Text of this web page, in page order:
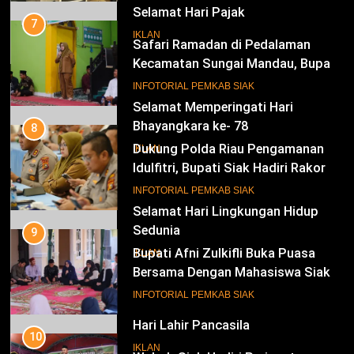
Bhayangkara ke- 78
IKLAN
18
Selamat Hari Lingkungan Hidup
Sedunia
IKLAN
19
Hari Lahir Pancasila
20
Selamat Hari Kebangkitan Nasional
IKLAN
8
Dukung Polda Riau Pengamanan
Idulfitri, Bupati Siak Hadiri Rakor
Operasi Lancang Kuning 2026
INFOTORIAL PEMKAB SIAK
9
Bupati Afni Zulkifli Buka Puasa
Bersama Dengan Mahasiswa Siak
di Pekanbaru, Serap Aspirasi dan
Bahas Persoalan Beasiswa
INFOTORIAL PEMKAB SIAK
10
Wabub Siak Hadiri Peringatan
Tahun Baru Islam 1447 H,
Sampaikan Program Untuk
INFOTORIAL PEMKAB SIAK
11